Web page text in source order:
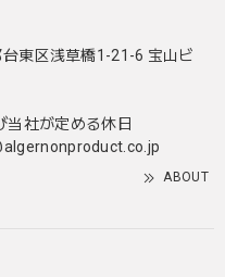
東区浅草橋1-21-6 宝山ビ
当社が定める休日
ABOUT